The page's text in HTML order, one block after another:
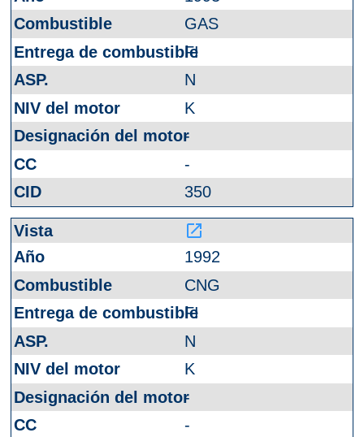
GAS
FI
N
K
-
-
350
launch
1992
CNG
FI
N
K
-
-